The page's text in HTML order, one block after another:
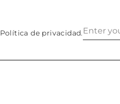
Política de privacidad.